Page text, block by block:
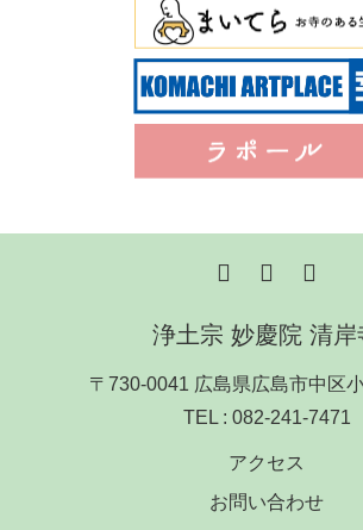
浄土宗 妙慶院 清岸
〒730-0041 広島県広島市中区
TEL : 082-241-7471
アクセス
お問い合わせ